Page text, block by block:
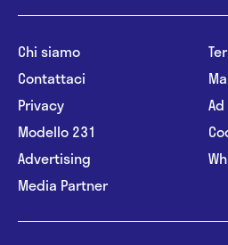
Chi siamo
Contattaci
Privacy
Modello 231
Advertising
Media Partner